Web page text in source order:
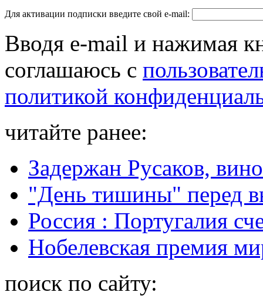
Для активации подписки введите свой e-mail:
Вводя e-mail и нажимая
соглашаюсь с
политикой
читайте ранее:
Задержан Русаков,
"День тишины" перед
Россия : Португалия
Нобелевская премия
поиск по сайту: